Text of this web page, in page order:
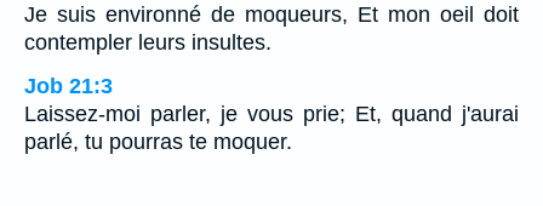
Je suis environné de moqueurs, Et mon oeil doit
contempler leurs insultes.
Job 21:3
Laissez-moi parler, je vous prie; Et, quand j'aurai
parlé, tu pourras te moquer.